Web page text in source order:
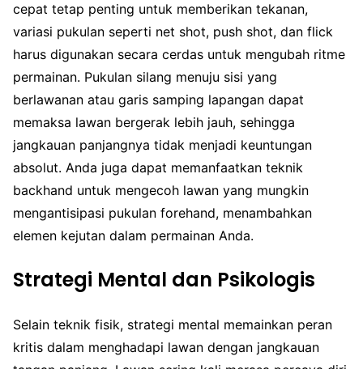
cepat tetap penting untuk memberikan tekanan,
variasi pukulan seperti net shot, push shot, dan flick
harus digunakan secara cerdas untuk mengubah ritme
permainan. Pukulan silang menuju sisi yang
berlawanan atau garis samping lapangan dapat
memaksa lawan bergerak lebih jauh, sehingga
jangkauan panjangnya tidak menjadi keuntungan
absolut. Anda juga dapat memanfaatkan teknik
backhand untuk mengecoh lawan yang mungkin
mengantisipasi pukulan forehand, menambahkan
elemen kejutan dalam permainan Anda.
Strategi Mental dan Psikologis
Selain teknik fisik, strategi mental memainkan peran
kritis dalam menghadapi lawan dengan jangkauan